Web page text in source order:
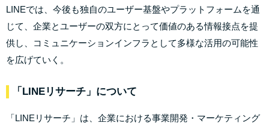
LINEでは、今後も独自のユーザー基盤やプラットフォームを通
じて、企業とユーザーの双方にとって価値のある情報接点を提
供し、コミュニケーションインフラとして多様な活用の可能性
を広げていく。
「LINEリサーチ」について
「LINEリサーチ」は、企業における事業開発・マーケティング